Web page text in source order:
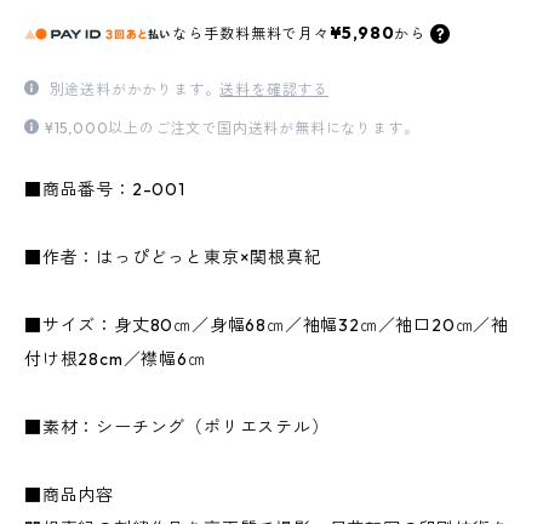
なら 手数料無料で 月々 ¥5,980から
別途送料がかかります。送料を確認する
¥15,000以上のご注文で国内送料が無料になります。
■商品番号：2-001
■作者：はっぴどっと東京×関根真紀
■サイズ：身丈80㎝／身幅68㎝／袖幅32㎝／袖口20㎝／袖
付け根28cm／襟幅6㎝
■素材：シーチング（ポリエステル）
■商品内容